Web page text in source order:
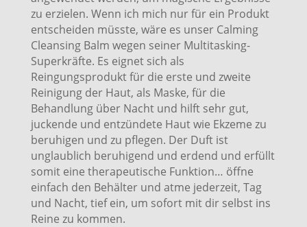
zu erzielen. Wenn ich mich nur für ein Produkt
entscheiden müsste, wäre es unser Calming
Cleansing Balm wegen seiner Multitasking-
Superkräfte. Es eignet sich als
Reingungsprodukt für die erste und zweite
Reinigung der Haut, als Maske, für die
Behandlung über Nacht und hilft sehr gut,
juckende und entzündete Haut wie Ekzeme zu
beruhigen und zu pflegen. Der Duft ist
unglaublich beruhigend und erdend und erfüllt
somit eine therapeutische Funktion… öffne
einfach den Behälter und atme jederzeit, Tag
und Nacht, tief ein, um sofort mit dir selbst ins
Reine zu kommen.